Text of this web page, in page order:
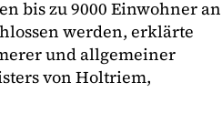
bis zu 9000 Einwohner an
werden, erklärte
und allgemeiner
von Holtriem,